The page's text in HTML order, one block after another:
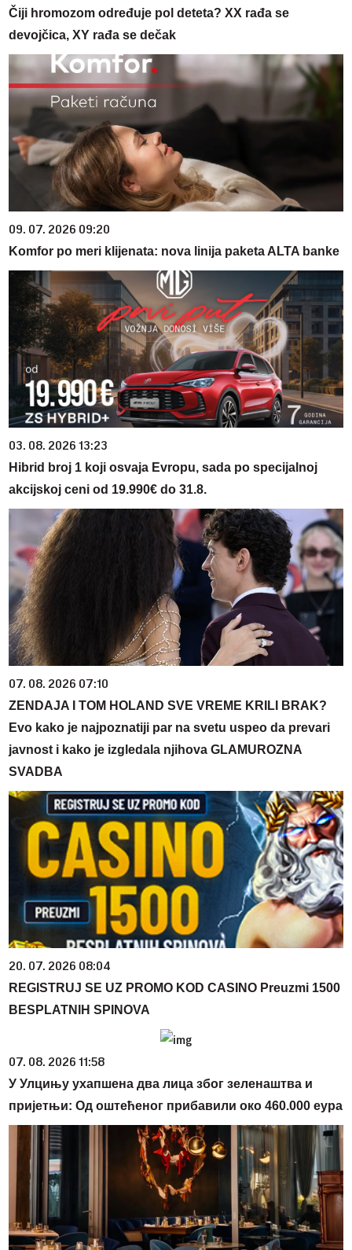
Čiji hromozom određuje pol deteta? XX rađa se
devojčica, XY rađa se dečak
09. 07. 2026 09:20
Komfor po meri klijenata: nova linija paketa ALTA banke
03. 08. 2026 13:23
Hibrid broj 1 koji osvaja Evropu, sada po specijalnoj
akcijskoj ceni od 19.990€ do 31.8.
07. 08. 2026 07:10
ZENDAJA I TOM HOLAND SVE VREME KRILI BRAK?
Evo kako je najpoznatiji par na svetu uspeo da prevari
javnost i kako je izgledala njihova GLAMUROZNA
SVADBA
20. 07. 2026 08:04
REGISTRUJ SE UZ PROMO KOD CASINO Preuzmi 1500
BESPLATNIH SPINOVA
07. 08. 2026 11:58
У Улцињу ухапшена два лица због зеленаштва и
пријетњи: Од оштећеног прибавили око 460.000 еура